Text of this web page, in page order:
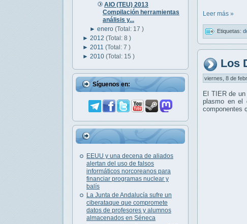
AIO (TEU) 2013
Compilación herramientas
análisis y...
►enero(Total: 17 )
► 2012 (Total: 8 )
► 2011 (Total: 7 )
► 2010 (Total: 15 )
Síguenos en:
EEUU y una decena de aliados
alertan del uso de falsos
informáticos norcoreanos para
financiar programas nuclear y
balís
La Junta de Andalucía sufre un
ciberataque que compromete
datos de profesores y alumnos
almacenados en Séneca
Leer más »
Etiquetas:
Los
viernes, 8 de
El TIER de
plasmo en el
componentes